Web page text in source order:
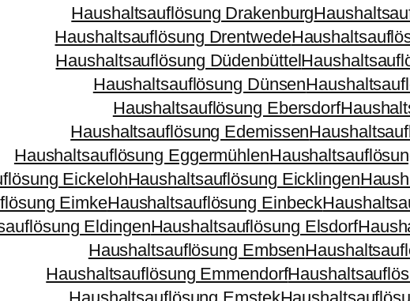
Haushaltsauflösung Drakenburg
Haushaltsauflösung Drentwede
Haushaltsauflösung Düdenbüttel
Haushaltsauflösung Dünsen
Haushaltsauflösung Ebersdorf
Haushaltsauflösung Edemissen
Haushaltsauflösung Eggermühlen
EickelohHaushaltsauflösung Eicklingen
EimkeHaushaltsauflösung Einbeck
EldingenHaushaltsauflösung Elsdorf
Haushaltsauflösung Embsen
Haushaltsauflösung Emmendorf